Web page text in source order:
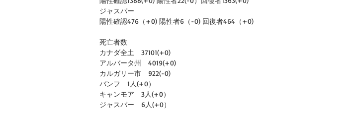
ジャスパー
陽性確認476（+0) 陽性者6（-0) 回復者464（+0)
死亡者数
カナダ全土　37101(+0)
アルバータ州　4019(+0)
カルガリー市　922(-0)
バンフ　1人(+0）
キャンモア　3人(+0）
ジャスパー　6人(+0）